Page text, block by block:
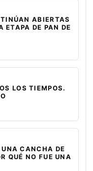
ABIERTAS
ETAPA DE PAN DE
LOS TIEMPOS.
CANCHA DE
QUÉ NO FUE UNA